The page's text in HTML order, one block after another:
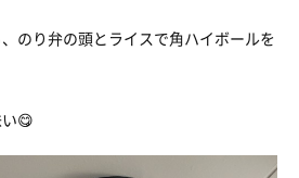
のり弁の頭とライスで角ハイボールを
😋